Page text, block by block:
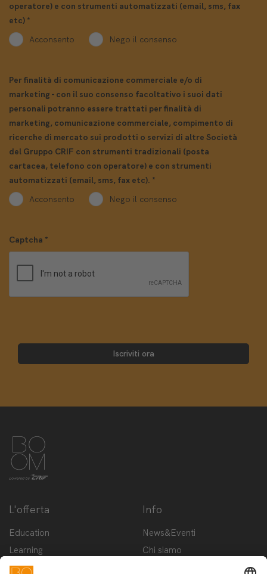
operatore) e con strumenti automatizzati (email, sms, fax
etc) *
Acconsento
Nego il consenso
Per finalità di comunicazione commerciale e/o di
marketing - con il suo consenso facoltativo i suoi dati
personali potranno essere trattati per finalità di
marketing, comunicazione commerciale, compimento di
ricerche di mercato sui prodotti o servizi di altre Società
del Gruppo CRIF con strumenti tradizionali (posta
cartacea, telefono con operatore) e con strumenti
automatizzati (email, sms, fax etc). *
Acconsento
Nego il consenso
Captcha *
Iscriviti ora
L'offerta
Education
Learning
Innovation
Info
News&Eventi
Chi siamo